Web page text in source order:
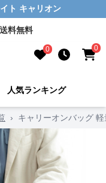
ト キャリオン
料無料
0 0
人気ランキング
› キャリーオンバッグ